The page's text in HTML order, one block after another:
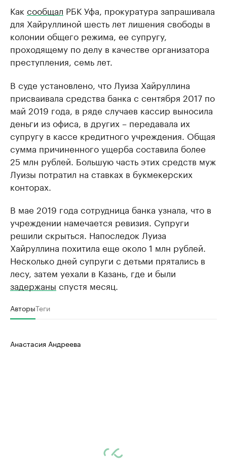
Как сообщал РБК Уфа, прокуратура запрашивала
для Хайруллиной шесть лет лишения свободы в
колонии общего режима, ее супругу,
проходящему по делу в качестве организатора
преступления, семь лет.
В суде установлено, что Луиза Хайруллина
присваивала средства банка с сентября 2017 по
май 2019 года, в ряде случаев кассир выносила
деньги из офиса, в других – передавала их
супругу в кассе кредитного учреждения. Общая
сумма причиненного ущерба составила более
25 млн рублей. Большую часть этих средств муж
Луизы потратил на ставках в букмекерских
конторах.
В мае 2019 года сотрудница банка узнала, что в
учреждении намечается ревизия. Супруги
решили скрыться. Напоследок Луиза
Хайруллина похитила еще около 1 млн рублей.
Несколько дней супруги с детьми прятались в
лесу, затем уехали в Казань, где и были
задержаны спустя месяц.
АвторыТеги
Анастасия Андреева